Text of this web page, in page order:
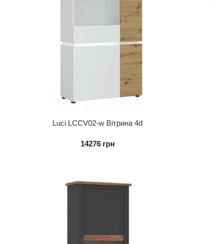
Luci LCCV02-w Вітрина 4d
14276 грн